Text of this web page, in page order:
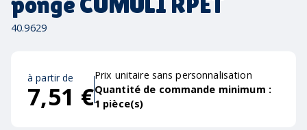
40.9629
à partir de
7,51 €
Prix unitaire sans personnalisation
Quantité de commande minimum :
1 pièce(s)